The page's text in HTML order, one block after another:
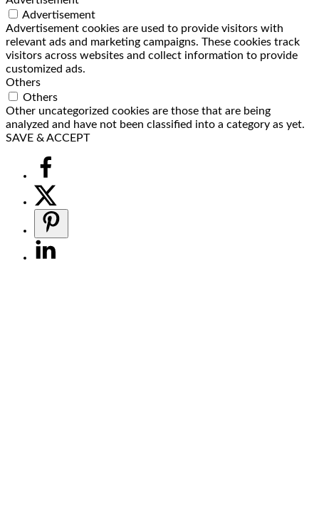
Advertisement
Advertisement cookies are used to provide visitors with
relevant ads and marketing campaigns. These cookies track
visitors across websites and collect information to provide
customized ads.
Others
Others
Other uncategorized cookies are those that are being
analyzed and have not been classified into a category as yet.
SAVE & ACCEPT